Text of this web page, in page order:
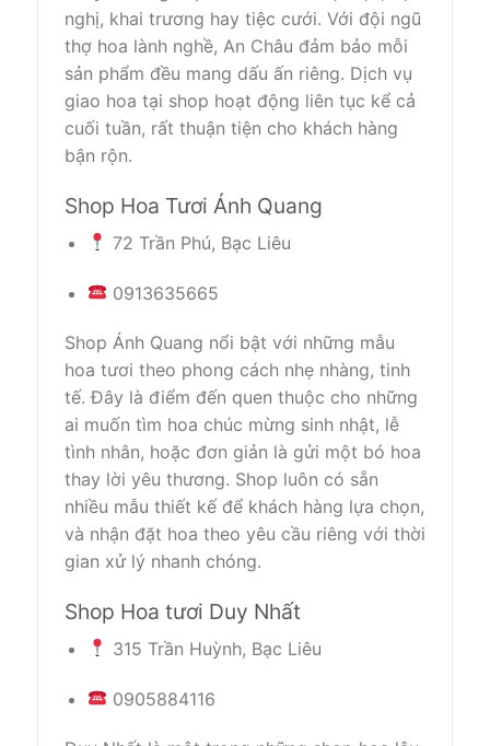
nghị, khai trương hay tiệc cưới. Với đội ngũ
thợ hoa lành nghề, An Châu đảm bảo mỗi
sản phẩm đều mang dấu ấn riêng. Dịch vụ
giao hoa tại shop hoạt động liên tục kể cả
cuối tuần, rất thuận tiện cho khách hàng
bận rộn.
Shop Hoa Tươi Ánh Quang
72 Trần Phú, Bạc Liêu
0913635665
Shop Ánh Quang nổi bật với những mẫu
hoa tươi theo phong cách nhẹ nhàng, tinh
tế. Đây là điểm đến quen thuộc cho những
ai muốn tìm hoa chúc mừng sinh nhật, lễ
tình nhân, hoặc đơn giản là gửi một bó hoa
thay lời yêu thương. Shop luôn có sẵn
nhiều mẫu thiết kế để khách hàng lựa chọn,
và nhận đặt hoa theo yêu cầu riêng với thời
gian xử lý nhanh chóng.
Shop Hoa tươi Duy Nhất
315 Trần Huỳnh, Bạc Liêu
0905884116